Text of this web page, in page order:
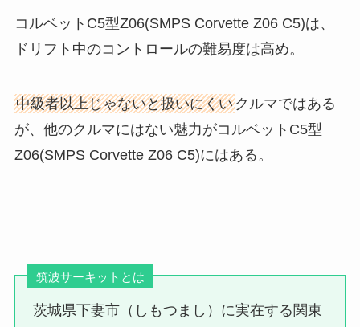
コルベットC5型Z06(SMPS Corvette Z06 C5)は、
ドリフト中のコントロールの難易度は高め。
中級者以上じゃないと扱いにくいクルマではある
が、他のクルマにはない魅力がコルベットC5型
Z06(SMPS Corvette Z06 C5)にはある。
筑波サーキットとは
茨城県下妻市（しもつまし）に実在する関東